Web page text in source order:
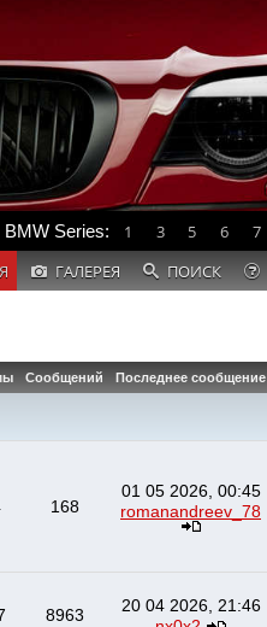
BMW Series: 1 3 5 6 7
ГАЛЕРЕЯ ПОИСК
Сообщений Последнее сообщение
168
01 05 2026, 00:45
romanandreev_78
8963
20 04 2026, 21:46